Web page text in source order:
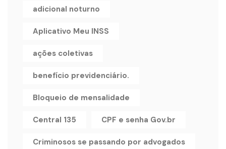
adicional noturno
Aplicativo Meu INSS
ações coletivas
benefício previdenciário.
Bloqueio de mensalidade
Central 135 CPF e senha Gov.br
Criminosos se passando por advogados